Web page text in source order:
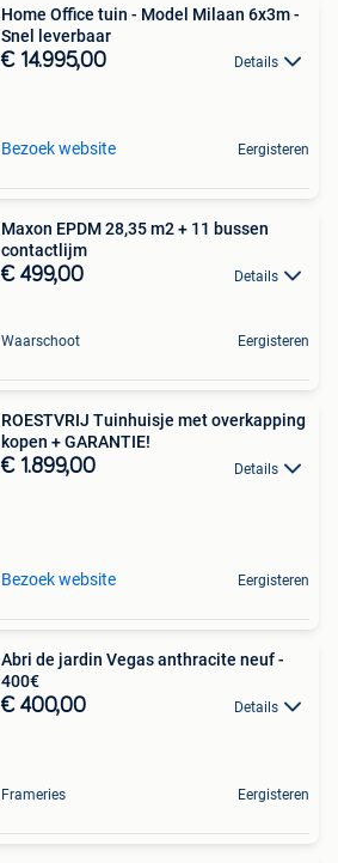
Home Office tuin - Model Milaan 6x3m -
Snel leverbaar
€ 14.995,00 Details
Bezoek website Eergisteren
Maxon EPDM 28,35 m2 + 11 bussen
contactlijm
€ 499,00 Details
Waarschoot Eergisteren
ROESTVRIJ Tuinhuisje met overkapping
kopen + GARANTIE!
€ 1.899,00 Details
Bezoek website Eergisteren
Abri de jardin Vegas anthracite neuf -
400€
€ 400,00 Details
Frameries Eergisteren